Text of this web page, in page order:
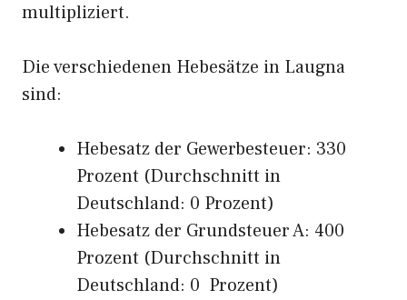
multipliziert.
Die verschiedenen Hebesätze in Laugna
sind:
Hebesatz der Gewerbesteuer: 330
Prozent (Durchschnitt in
Deutschland: 0 Prozent)
Hebesatz der Grundsteuer A: 400
Prozent (Durchschnitt in
Deutschland: 0 Prozent)